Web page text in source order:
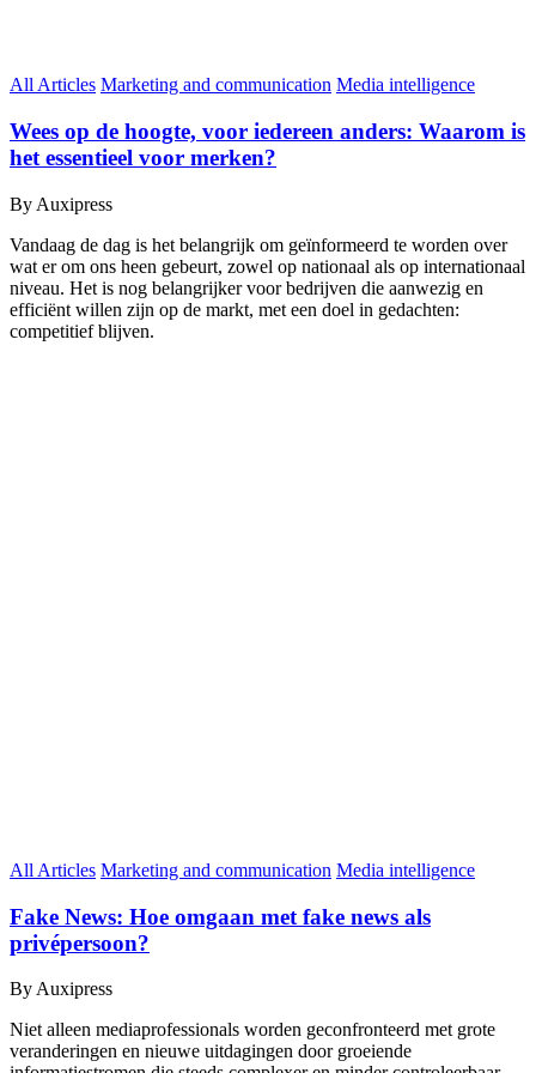
All Articles Marketing and communication Media intelligence
Wees op de hoogte, voor iedereen anders: Waarom is
het essentieel voor merken?
By Auxipress
Vandaag de dag is het belangrijk om geïnformeerd te worden over
wat er om ons heen gebeurt, zowel op nationaal als op internationaal
niveau. Het is nog belangrijker voor bedrijven die aanwezig en
efficiënt willen zijn op de markt, met een doel in gedachten:
competitief blijven.
All Articles Marketing and communication Media intelligence
Fake News: Hoe omgaan met fake news als
privépersoon?
By Auxipress
Niet alleen mediaprofessionals worden geconfronteerd met grote
veranderingen en nieuwe uitdagingen door groeiende